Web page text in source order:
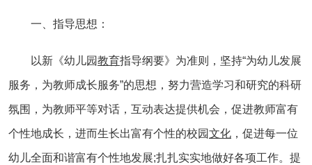
一、指导思想：
以新《幼儿园教育指导纲要》为准则，坚持“为幼儿发展
服务，为教师成长服务”的思想，努力营造学习和研究的科研
氛围，为教师平等对话，互动表达提供机会，促进教师富有
个性地成长，进而生长出富有个性的校园文化 ，促进每一位
幼儿全面和谐富有个性地发展;扎扎实实地做好各项工作。提